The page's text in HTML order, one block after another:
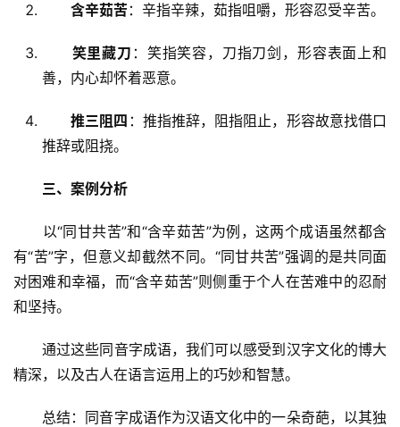
含辛茹苦 ：辛指辛辣，茹指咀嚼，形容忍受辛苦。
笑里藏刀 ：笑指笑容，刀指刀剑，形容表面上和
善，内心却怀着恶意。
推三阻四 ：推指推辞，阻指阻止，形容故意找借口
推辞或阻挠。
三、案例分析
以“同甘共苦”和“含辛茹苦”为例，这两个成语虽然都含
有“苦”字，但意义却截然不同。“同甘共苦”强调的是共同面
对困难和幸福，而“含辛茹苦”则侧重于个人在苦难中的忍耐
和坚持。
通过这些同音字成语，我们可以感受到汉字文化的博大
精深，以及古人在语言运用上的巧妙和智慧。
总结：同音字成语作为汉语文化中的一朵奇葩，以其独